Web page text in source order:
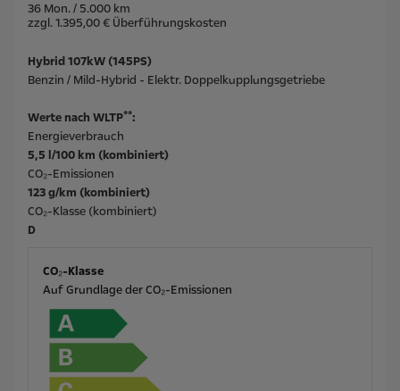
36 Mon. / 5.000 km
zzgl. 1.395,00 € Überführungskosten
Hybrid 107kW (145PS)
Benzin / Mild-Hybrid - Elektr. Doppelkupplungsgetriebe
Werte nach WLTP**:
Energieverbrauch
5,5 l/100 km (kombiniert)
CO₂-Emissionen
123 g/km (kombiniert)
CO₂-Klasse (kombiniert)
D
CO₂-Klasse
Auf Grundlage der CO₂-Emissionen